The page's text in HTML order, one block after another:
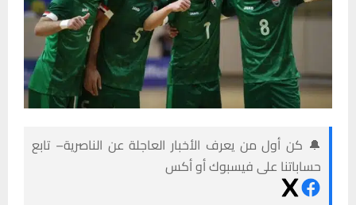
🔔 كن أول من يعرف الأخبار العاجلة عن الناصرية– تابع
حساباتنا على فيسبوك أو أكس